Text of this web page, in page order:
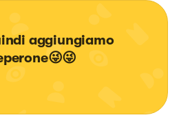
aggiungiamo